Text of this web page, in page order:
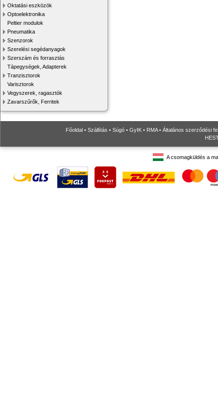
Oktatási eszközök
Optoelektronika
Peltier modulok
Pneumatika
Szenzorok
Szerelési segédanyagok
Szerszám és forrasztás
Tápegységek, Adapterek
Tranzisztorok
Varisztorok
Vegyszerek, ragasztók
Zavarszűrők, Ferritek
Főoldal • Szállítás • Súgó • GyIK • RMA• Általános szerződési
A csomagküldés a